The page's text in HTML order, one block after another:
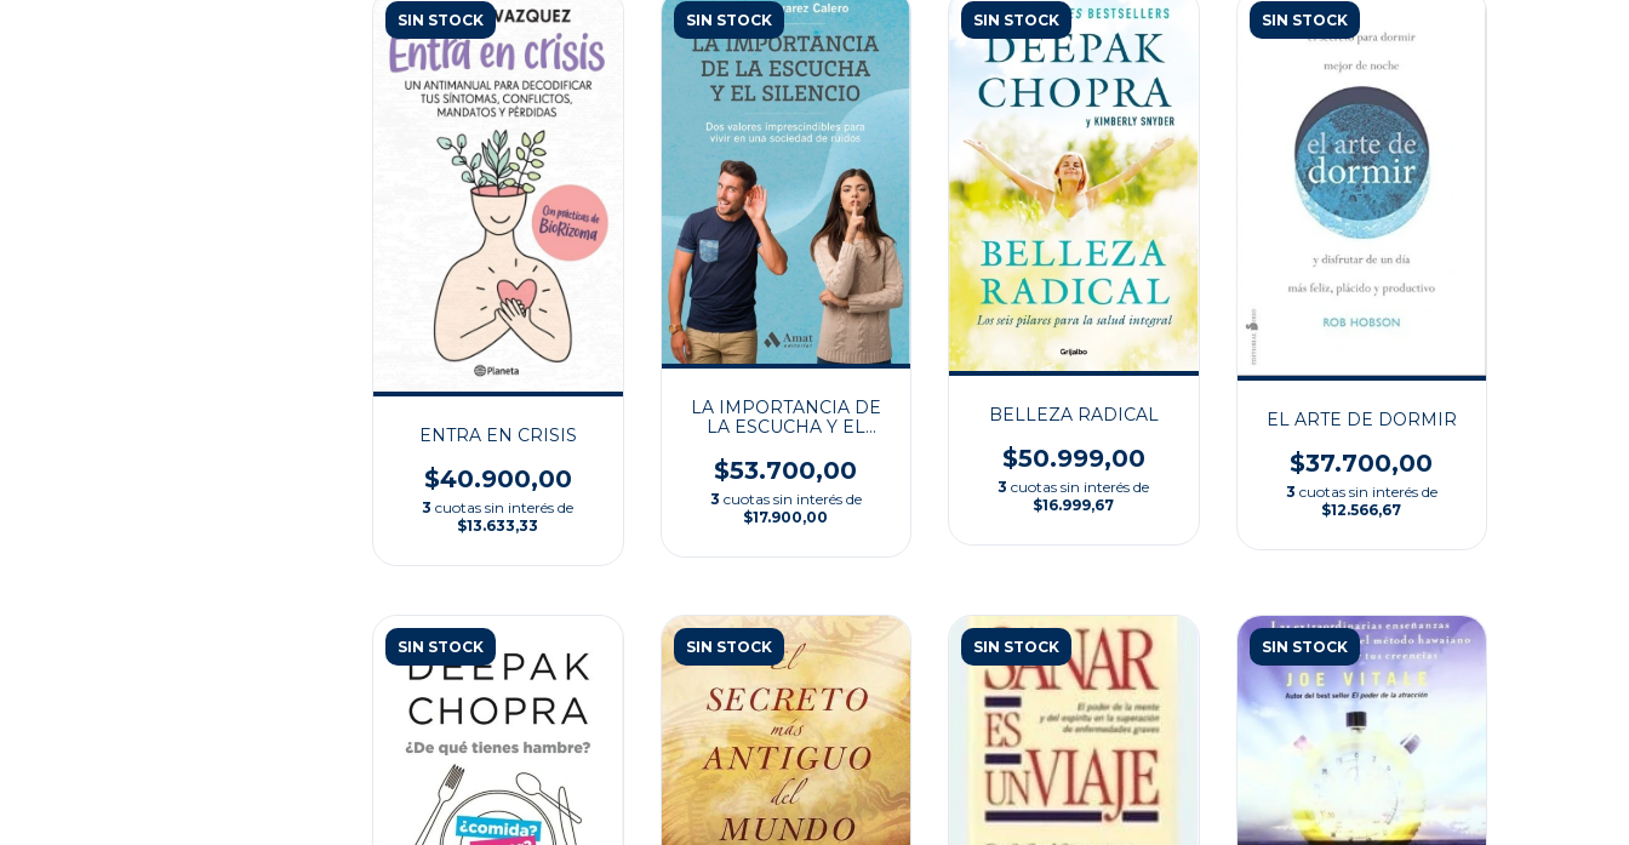
SIN STOCK
ENTRA EN CRISIS
$40.900,00
3 cuotas sin interés de
$13.633,33
SIN STOCK
LA IMPORTANCIA DE
LA ESCUCHA Y EL
$53.700,00
3 cuotas sin interés de
$17.900,00
SIN STOCK
BELLEZA RADICAL
$50.999,00
3 cuotas sin interés de
$16.999,67
SIN STOCK
EL ARTE DE DORMIR
$37.700,00
3 cuotas sin interés de
$12.566,67
SIN STOCK SIN STOCK SIN STOCK SIN STOCK